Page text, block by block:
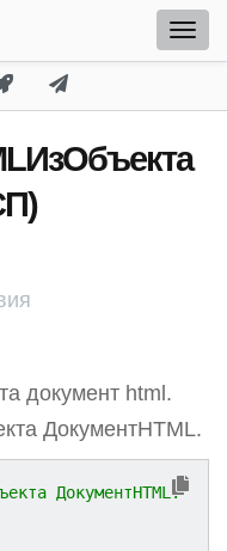
документ html.
ДокументHTML.
ДокументHTML.